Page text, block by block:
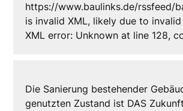
https://www.baulinks.de/rssfeed/
is invalid XML, likely due to
XML error: Unknown at line 128,
Die Sanierung bestehender
genutzten Zustand ist DAS